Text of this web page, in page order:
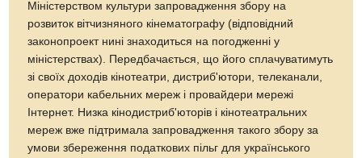
Міністерством культури запровадження збору на
розвиток вітчизняного кінематографу (відповідний
законопроект нині знаходиться на погодженні у
міністерствах). Передбачається, що його сплачуватимуть
зі своїх доходів кінотеатри, дистриб'ютори, телеканали,
оператори кабельних мереж і провайдери мережі
Інтернет. Низка кінодистриб'юторів і кінотеатральних
мереж вже підтримала запровадження такого збору за
умови збереження податкових пільг для українського